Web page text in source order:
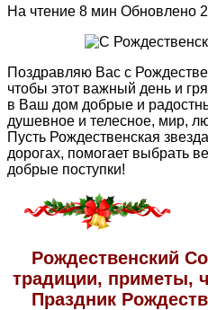
На чтение 8 мин Обновлено
Поздравляю Вас с
чтобы этот важный день и
в Ваш дом добрые и
душевное и телесное, мир,
Пусть Рождественская
дорогах, помогает выбрать
добрые поступки!
Рождественский
традиции, приметы,
Праздник